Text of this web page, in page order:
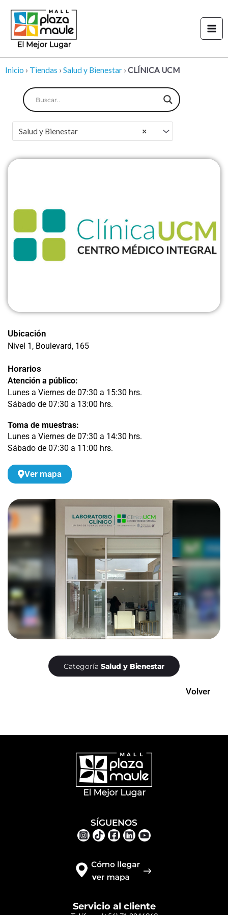
contenido
Inicio › Tiendas › Salud y Bienestar › CLÍNICA UCM
×
Salud y Bienestar
Ubicación
Nivel 1, Boulevard, 165
Horarios
Atención a público:
Lunes a Viernes de 07:30 a 15:30 hrs.
Sábado de 07:30 a 13:00 hrs.
Toma de muestras:
Lunes a Viernes de 07:30 a 14:30 hrs.
Sábado de 07:30 a 11:00 hrs.
Ver mapa
Categoría Salud y Bienestar
Volver
Servicio al cliente
SÍGUENOS